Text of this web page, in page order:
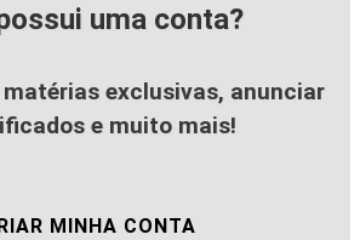
uma conta?
exclusivas, anunciar
e muito mais!
MINHA CONTA